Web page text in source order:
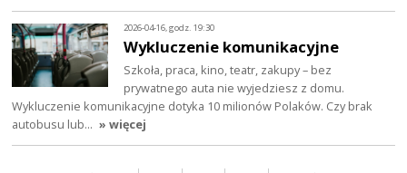
2026-04-16, godz. 19:30
Wykluczenie komunikacyjne
Szkoła, praca, kino, teatr, zakupy – bez
prywatnego auta nie wyjedziesz z domu.
Wykluczenie komunikacyjne dotyka 10 milionów Polaków. Czy brak
autobusu lub… » więcej